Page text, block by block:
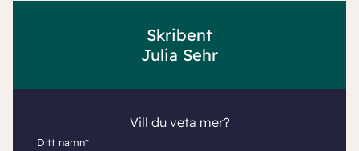
Skribent
Julia Sehr
Vill du veta mer?
Ditt namn*